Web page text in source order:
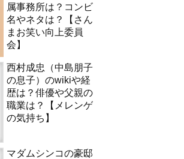
属事務所は？コンビ
名やネタは？【さん
まお笑い向上委員
会】
西村成忠（中島朋子
の息子）のwikiや経
歴は？俳優や父親の
職業は？【メレンゲ
の気持ち】
マダムシンコの豪邸